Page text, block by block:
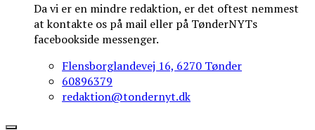
Da vi er en mindre redaktion, er det oftest nemmest
at kontakte os på mail eller på TønderNYTs
facebookside messenger.
Flensborglandevej 16, 6270 Tønder
60896379
redaktion@tondernyt.dk